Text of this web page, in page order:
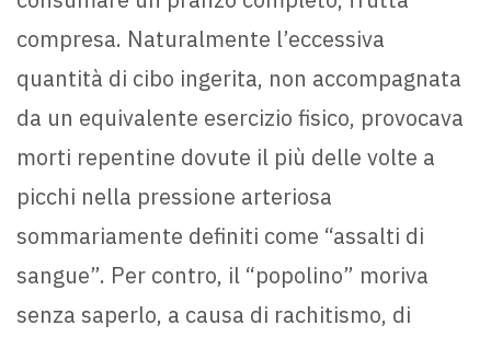
compresa. Naturalmente l’eccessiva
quantità di cibo ingerita, non accompagnata
da un equivalente esercizio fisico, provocava
morti repentine dovute il più delle volte a
picchi nella pressione arteriosa
sommariamente definiti come “assalti di
sangue”. Per contro, il “popolino” moriva
senza saperlo, a causa di rachitismo, di